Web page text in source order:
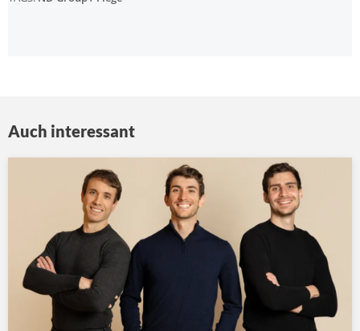
Auch interessant